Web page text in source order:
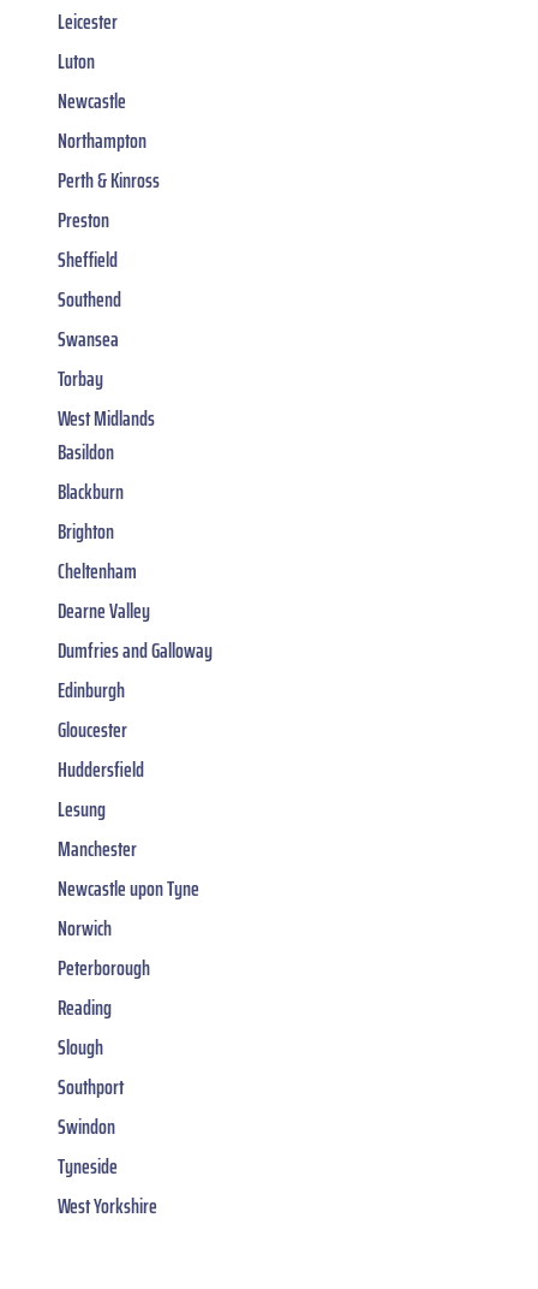
Leicester
Luton
Newcastle
Northampton
Perth & Kinross
Preston
Sheffield
Southend
Swansea
Torbay
West Midlands
Basildon
Blackburn
Brighton
Cheltenham
Dearne Valley
Dumfries and Galloway
Edinburgh
Gloucester
Huddersfield
Lesung
Manchester
Newcastle upon Tyne
Norwich
Peterborough
Reading
Slough
Southport
Swindon
Tyneside
West Yorkshire